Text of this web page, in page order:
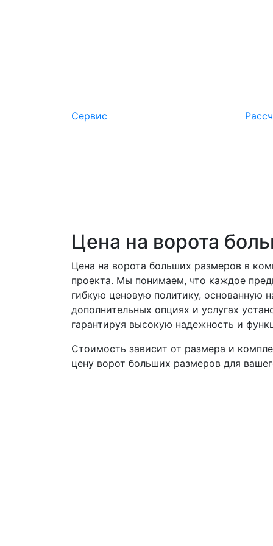
Сервис
Цена на ворота
Цена на ворота больших размеров в
проекта. Мы понимаем, что каждое
гибкую ценовую политику, основанную
дополнительных опциях и услугах
гарантируя высокую надежность и
Стоимость зависит от размера и
цену ворот больших размеров для